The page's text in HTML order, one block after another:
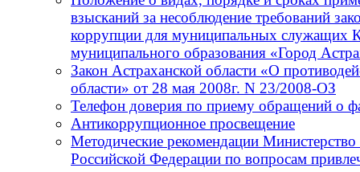
взысканий за несоблюдение требований
коррупции для муниципальных служащих
муниципального образования «Город
Закон Астраханской области «О
области» от 28 мая 2008г. N 23/2008-ОЗ
Телефон доверия по приему обращений о
Антикоррупционное просвещение
Методические рекомендации
Российской Федерации по вопросам